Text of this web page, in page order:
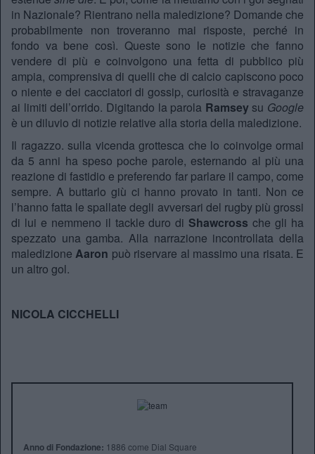
in Nazionale? Rientrano nella maledizione? Domande che
probabilmente non troveranno mai risposte, perché in
fondo va bene così. Queste sono le notizie che fanno
vendere di più e coinvolgono una fetta di pubblico più
ampia, comprensiva di quelli che di calcio capiscono poco
o niente e dei cacciatori di gossip, curiosità e stravaganze
ai limiti dell’orrido. Digitando la parola Ramseysu Google
è un diluvio di notizie relative alla storia della maledizione.
Il ragazzo. sulla vicenda grottesca che lo coinvolge ormai
da 5 anni ha speso poche parole, esternando al più una
reazione di fastidio e preferendo far parlare il campo, come
sempre. A buttarlo giù ci hanno provato in tanti. Non ce
l’hanno fatta le spallate degli avversari del rugby più grossi
di lui e nemmeno il tackle duro di Shawcross che gli ha
spezzato una gamba. Alla narrazione incontrollata della
maledizione Aaron può riservare al massimo una risata. E
un altro gol.
NICOLA CICCHELLI
Anno di Fondazione: 1886 come Dial Square